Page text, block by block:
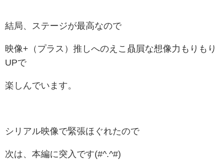
結局、ステージが最高なので
映像+（プラス）推しへのえこ贔屓な想像力もりもり
UPで
楽しんでいます。
シリアル映像で緊張ほぐれたので
次は、本編に突入です(#^.^#)